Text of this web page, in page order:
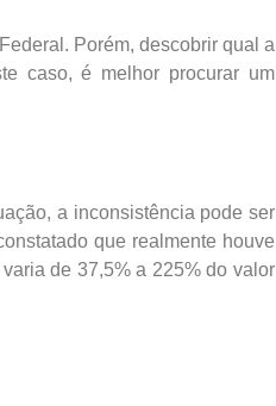
Porém, descobrir qual a
caso, é melhor procurar um
a inconsistência pode ser
que realmente houve
de 37,5% a 225% do valor